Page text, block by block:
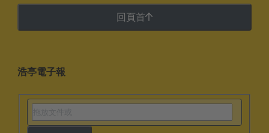
回頁首
浩亭電子報